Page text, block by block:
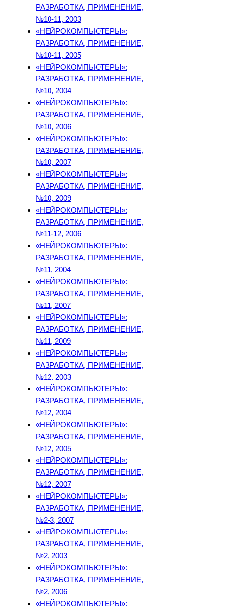
РАЗРАБОТКА, ПРИМЕНЕНИЕ,
№10-11, 2003
«НЕЙРОКОМПЬЮТЕРЫ»:
РАЗРАБОТКА, ПРИМЕНЕНИЕ,
№10-11, 2005
«НЕЙРОКОМПЬЮТЕРЫ»:
РАЗРАБОТКА, ПРИМЕНЕНИЕ,
№10, 2004
«НЕЙРОКОМПЬЮТЕРЫ»:
РАЗРАБОТКА, ПРИМЕНЕНИЕ,
№10, 2006
«НЕЙРОКОМПЬЮТЕРЫ»:
РАЗРАБОТКА, ПРИМЕНЕНИЕ,
№10, 2007
«НЕЙРОКОМПЬЮТЕРЫ»:
РАЗРАБОТКА, ПРИМЕНЕНИЕ,
№10, 2009
«НЕЙРОКОМПЬЮТЕРЫ»:
РАЗРАБОТКА, ПРИМЕНЕНИЕ,
№11-12, 2006
«НЕЙРОКОМПЬЮТЕРЫ»:
РАЗРАБОТКА, ПРИМЕНЕНИЕ,
№11, 2004
«НЕЙРОКОМПЬЮТЕРЫ»:
РАЗРАБОТКА, ПРИМЕНЕНИЕ,
№11, 2007
«НЕЙРОКОМПЬЮТЕРЫ»:
РАЗРАБОТКА, ПРИМЕНЕНИЕ,
№11, 2009
«НЕЙРОКОМПЬЮТЕРЫ»:
РАЗРАБОТКА, ПРИМЕНЕНИЕ,
№12, 2003
«НЕЙРОКОМПЬЮТЕРЫ»:
РАЗРАБОТКА, ПРИМЕНЕНИЕ,
№12, 2004
«НЕЙРОКОМПЬЮТЕРЫ»:
РАЗРАБОТКА, ПРИМЕНЕНИЕ,
№12, 2005
«НЕЙРОКОМПЬЮТЕРЫ»:
РАЗРАБОТКА, ПРИМЕНЕНИЕ,
№12, 2007
«НЕЙРОКОМПЬЮТЕРЫ»:
РАЗРАБОТКА, ПРИМЕНЕНИЕ,
№2-3, 2007
«НЕЙРОКОМПЬЮТЕРЫ»:
РАЗРАБОТКА, ПРИМЕНЕНИЕ,
№2, 2003
«НЕЙРОКОМПЬЮТЕРЫ»:
РАЗРАБОТКА, ПРИМЕНЕНИЕ,
№2, 2006
«НЕЙРОКОМПЬЮТЕРЫ»: